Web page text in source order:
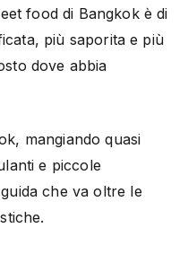
food di Bangkok è di
più saporita e più
dove abbia
mangiando quasi
e piccole
che va oltre le